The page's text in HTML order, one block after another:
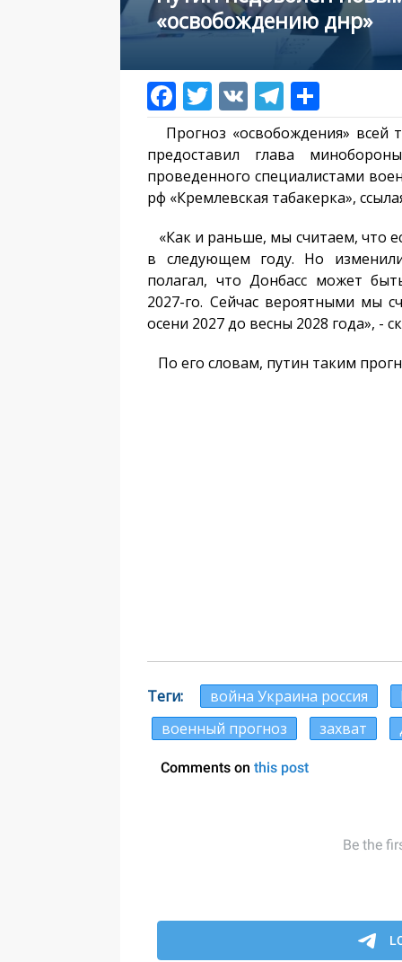
«освобождению днр»
Прогноз «освобождения» всей
предоставил глава
проведенного специалистами
рф «Кремлевская табакерка»,
«Как и раньше, мы считаем, что
в следующем году. Но
полагал, что Донбасс может
2027-го. Сейчас вероятными мы
осени 2027 до весны 2028 года», -
По его словам, путин таким
Теги война Украина россия
военный прогноз
захват